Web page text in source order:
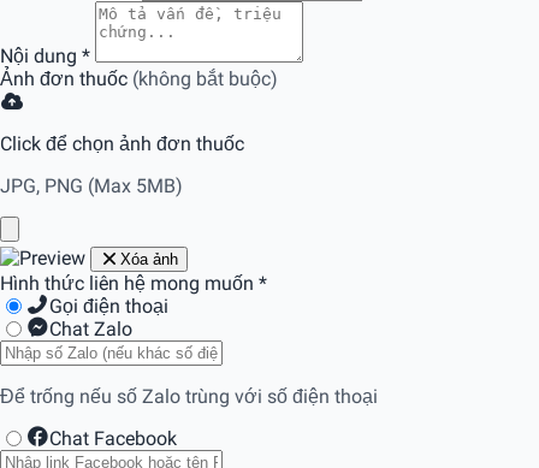
Nội dung *
Ảnh đơn thuốc (không bắt buộc)
Click để chọn ảnh đơn thuốc
JPG, PNG (Max 5MB)
Xóa ảnh
Hình thức liên hệ mong muốn *
Gọi điện thoại
Chat Zalo
Để trống nếu số Zalo trùng với số điện thoại
Chat Facebook